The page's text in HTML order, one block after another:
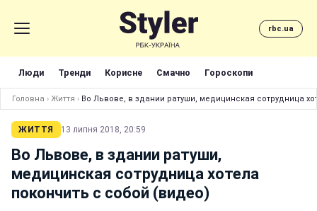
rbc.ua
Люди Тренди Корисне Смачно Гороскопи
Головна › Життя › Во Львове, в здании ратуши, медицинская сотрудница
ЖИТТЯ 13 липня 2018, 20:59
Во Львове, в здании ратуши,
медицинская сотрудница хотела
покончить с собой (видео)